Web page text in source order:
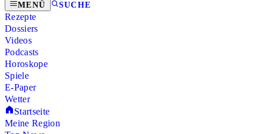
MENÜ SUCHE
Rezepte
Dossiers
Videos
Podcasts
Horoskope
Spiele
E-Paper
Wetter
Startseite
Meine Region